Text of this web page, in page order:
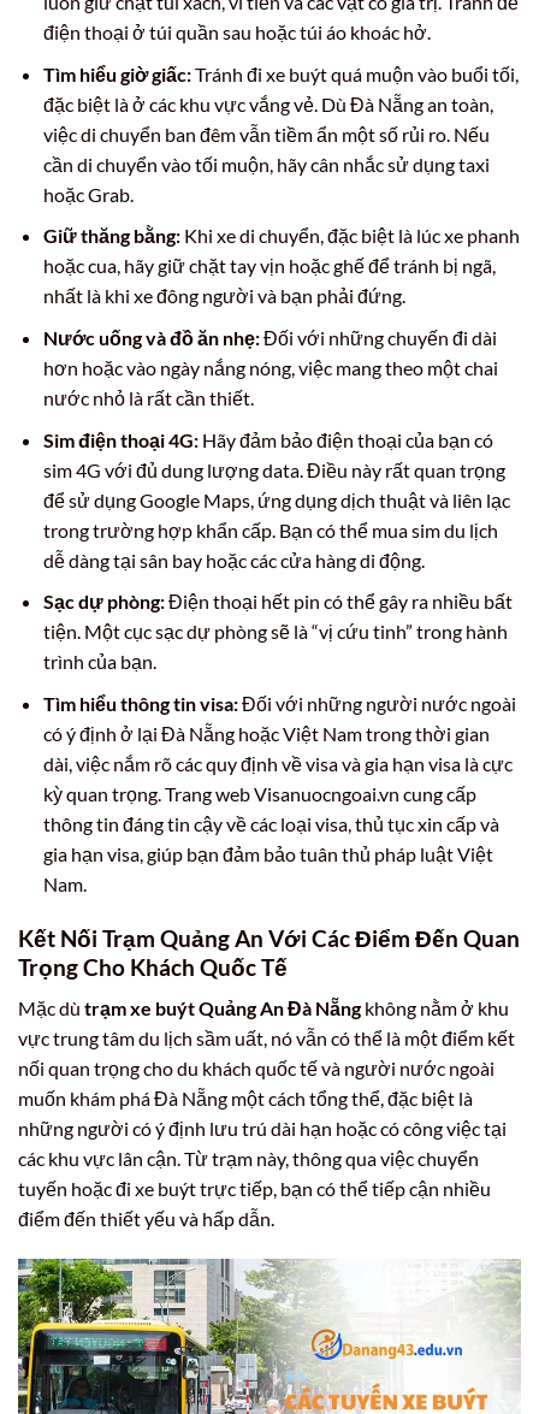
điện thoại ở túi quần sau hoặc túi áo khoác hở.
Tìm hiểu giờ giấc:Tránh đi xe buýt quá muộn vào buổi tối,
đặc biệt là ở các khu vực vắng vẻ. Dù Đà Nẵng an toàn,
việc di chuyển ban đêm vẫn tiềm ẩn một số rủi ro. Nếu
cần di chuyển vào tối muộn, hãy cân nhắc sử dụng taxi
hoặc Grab.
Giữ thăng bằng:Khi xe di chuyển, đặc biệt là lúc xe phanh
hoặc cua, hãy giữ chặt tay vịn hoặc ghế để tránh bị ngã,
nhất là khi xe đông người và bạn phải đứng.
Nước uống và đồ ăn nhẹ:Đối với những chuyến đi dài
hơn hoặc vào ngày nắng nóng, việc mang theo một chai
nước nhỏ là rất cần thiết.
Sim điện thoại 4G:Hãy đảm bảo điện thoại của bạn có
sim 4G với đủ dung lượng data. Điều này rất quan trọng
để sử dụng Google Maps, ứng dụng dịch thuật và liên lạc
trong trường hợp khẩn cấp. Bạn có thể mua sim du lịch
dễ dàng tại sân bay hoặc các cửa hàng di động.
Sạc dự phòng:Điện thoại hết pin có thể gây ra nhiều bất
tiện. Một cục sạc dự phòng sẽ là “vị cứu tinh” trong hành
trình của bạn.
Tìm hiểu thông tin visa:Đối với những người nước ngoài
có ý định ở lại Đà Nẵng hoặc Việt Nam trong thời gian
dài, việc nắm rõ các quy định về visa và gia hạn visa là cực
kỳ quan trọng. Trang web Visanuocngoai.vn cung cấp
thông tin đáng tin cậy về các loại visa, thủ tục xin cấp và
gia hạn visa, giúp bạn đảm bảo tuân thủ pháp luật Việt
Nam.
Kết Nối Trạm Quảng An Với Các Điểm Đến Quan
Trọng Cho Khách Quốc Tế
Mặc dù trạm xe buýt Quảng An Đà Nẵngkhông nằm ở khu
vực trung tâm du lịch sầm uất, nó vẫn có thể là một điểm kết
nối quan trọng cho du khách quốc tế và người nước ngoài
muốn khám phá Đà Nẵng một cách tổng thể, đặc biệt là
những người có ý định lưu trú dài hạn hoặc có công việc tại
các khu vực lân cận. Từ trạm này, thông qua việc chuyển
tuyến hoặc đi xe buýt trực tiếp, bạn có thể tiếp cận nhiều
điểm đến thiết yếu và hấp dẫn.